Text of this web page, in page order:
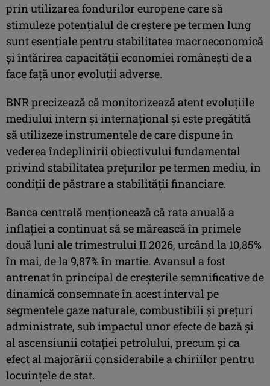
prin utilizarea fondurilor europene care să
stimuleze potenţialul de creştere pe termen lung
sunt esenţiale pentru stabilitatea macroeconomică
şi întărirea capacităţii economiei româneşti de a
face faţă unor evoluţii adverse.
BNR precizează că monitorizează atent evoluţiile
mediului intern şi internaţional şi este pregătită
să utilizeze instrumentele de care dispune în
vederea îndeplinirii obiectivului fundamental
privind stabilitatea preţurilor pe termen mediu, în
condiţii de păstrare a stabilităţii financiare.
Banca centrală menţionează că rata anuală a
inflaţiei a continuat să se mărească în primele
două luni ale trimestrului II 2026, urcând la 10,85%
în mai, de la 9,87% în martie. Avansul a fost
antrenat în principal de creşterile semnificative de
dinamică consemnate în acest interval pe
segmentele gaze naturale, combustibili şi preţuri
administrate, sub impactul unor efecte de bază şi
al ascensiunii cotaţiei petrolului, precum şi ca
efect al majorării considerabile a chiriilor pentru
locuinţele de stat.